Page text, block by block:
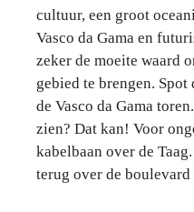
cultuur, een groot
Vasco da Gama en
zeker de moeite waard
gebied te brengen. Spot
de Vasco da Gama
zien? Dat kan! Voor
kabelbaan over de
terug over de boulevard